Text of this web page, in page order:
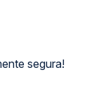
segura!